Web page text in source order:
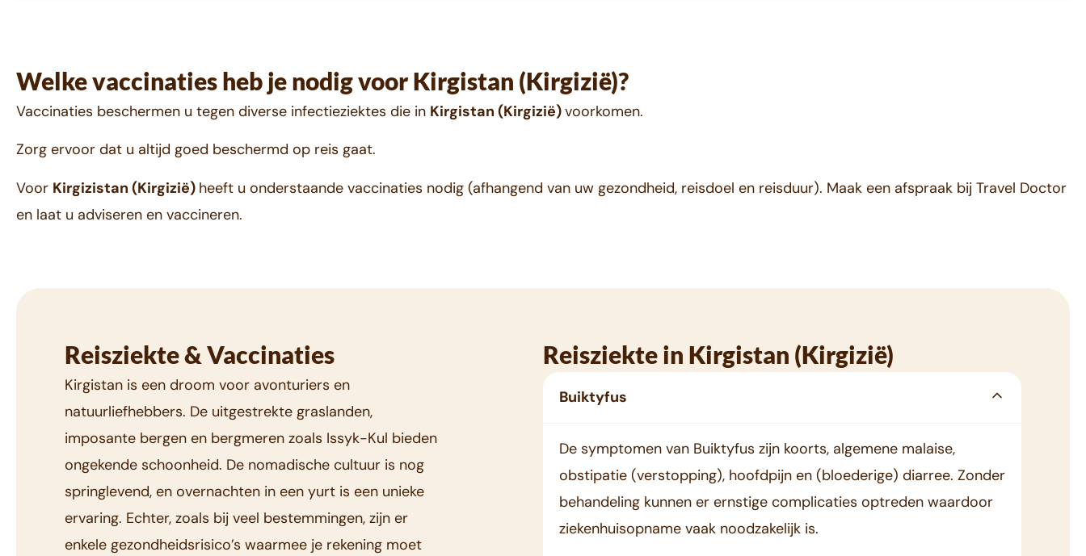
Welke vaccinaties heb je nodig voor Kirgistan (Kirgizië)?
Vaccinaties beschermen u tegen diverse infectieziektes die in Kirgistan (Kirgizië)voorkomen.
Zorg ervoor dat u altijd goed beschermd op reis gaat.
Voor Kirgizistan (Kirgizië) heeft u onderstaande vaccinaties nodig (afhangend van uw gezondheid, reisdoel en reisduur). Maak een afspraak bij Travel Doctor
en laat u adviseren en vaccineren.
Reisziekte & Vaccinaties
Kirgistan is een droom voor avonturiers en
natuurliefhebbers. De uitgestrekte graslanden,
imposante bergen en bergmeren zoals Issyk-Kul bieden
ongekende schoonheid. De nomadische cultuur is nog
springlevend, en overnachten in een yurt is een unieke
ervaring. Echter, zoals bij veel bestemmingen, zijn er
enkele gezondheidsrisico’s waarmee je rekening moet
Reisziekte in Kirgistan (Kirgizië)
Buiktyfus
De symptomen van Buiktyfus zijn koorts, algemene malaise,
obstipatie (verstopping), hoofdpijn en (bloederige) diarree. Zonder
behandeling kunnen er ernstige complicaties optreden waardoor
ziekenhuisopname vaak noodzakelijk is.